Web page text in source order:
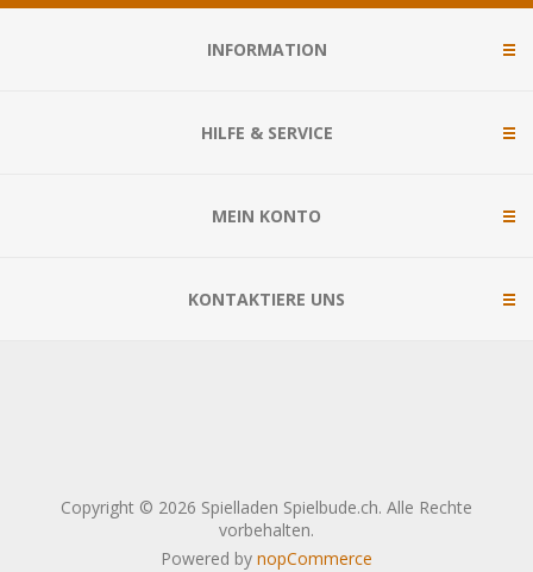
INFORMATION
HILFE & SERVICE
MEIN KONTO
KONTAKTIERE UNS
Copyright © 2026 Spielladen Spielbude.ch. Alle Rechte
vorbehalten.
Powered by nopCommerce